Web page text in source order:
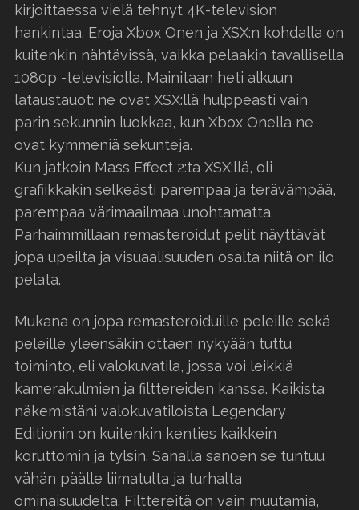
kirjoittaessa vielä tehnyt 4K-television
hankintaa. Eroja Xbox Onen ja XSX:n kohdalla on
kuitenkin nähtävissä, vaikka pelaakin tavallisella
1080p -televisiolla. Mainitaan heti alkuun
lataustauot: ne ovat XSX:llä hulppeasti vain
parin sekunnin luokkaa, kun Xbox Onella ne
ovat kymmeniä sekunteja.
Kun jatkoin Mass Effect 2:ta XSX:llä, oli
grafiikkakin selkeästi parempaa ja terävämpää,
parempaa värimaailmaa unohtamatta.
Parhaimmillaan remasteroidut pelit näyttävät
jopa upeilta ja visuaalisuuden osalta niitä on ilo
pelata.
Mukana on jopa remasteroiduille peleille sekä
peleille yleensäkin ottaen nykyään tuttu
toiminto, eli valokuvatila, jossa voi leikkiä
kamerakulmien ja filttereiden kanssa. Kaikista
näkemistäni valokuvatiloista Legendary
Editionin on kuitenkin kenties kaikkein
koruttomin ja tylsin. Sanalla sanoen se tuntuu
vähän päälle liimatulta ja turhalta
ominaisuudelta. Filttereitä on vain muutamia,